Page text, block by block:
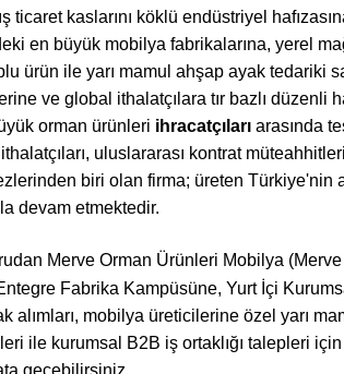
ticaret kaslarını köklü endüstriyel
en büyük mobilya fabrikalarına, yerel
ürün ile yarı mamul ahşap ayak tedariki
ve global ithalatçılara tır bazlı düzenli
orman ürünleri ihracatçıları arasında
uluslararası kontrat
biri olan firma; üreten Türkiye'nin
devam etmektedir.
Merve Orman Ürünleri Mobilya
Fabrika Kampüsüne, Yurt İçi
alımları, mobilya üreticilerine özel yarı
ile kurumsal B2B iş ortaklığı talepleri
geçebilirsiniz.